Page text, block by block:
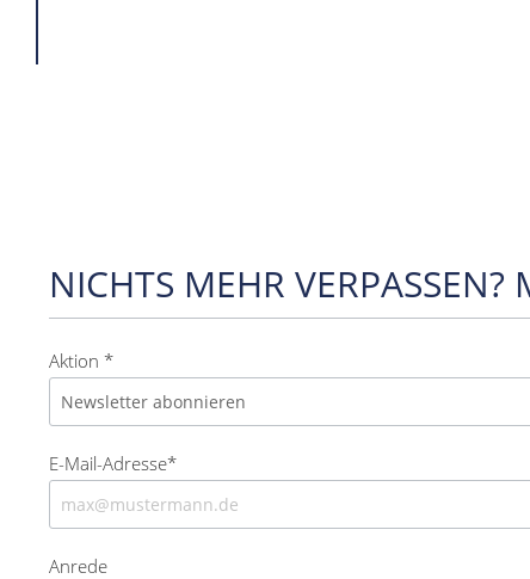
NICHTS MEHR
Aktion *
E-Mail-Adresse*
Anrede